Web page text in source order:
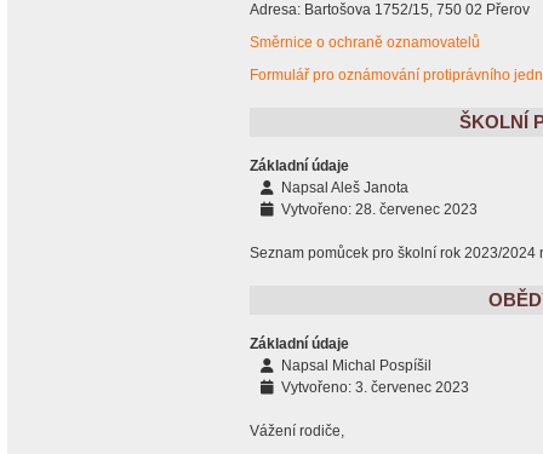
Adresa: Bartošova 1752/15, 750 02 Přerov
Směrnice o ochraně oznamovatelů
Formulář pro oznámování protiprávního
ŠKOLNÍ
Základní údaje
Napsal Aleš Janota
Vytvořeno: 28. červenec 2023
Seznam pomůcek pro školní rok 2023/2024
Základní údaje
Napsal Michal Pospíšil
Vytvořeno: 3. červenec 2023
Vážení rodiče,